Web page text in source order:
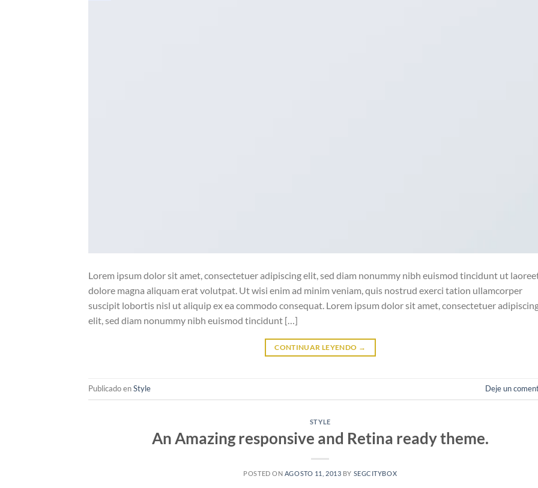
Lorem ipsum dolor sit amet, consectetuer adipiscing elit, sed diam nonummy nibh euismod tincidunt ut
dolore magna aliquam erat volutpat. Ut wisi enim ad minim veniam, quis nostrud exerci tation ullamcorper
suscipit lobortis nisl ut aliquip ex ea commodo consequat. Lorem ipsum dolor sit amet, consectetuer
elit, sed diam nonummy nibh euismod tincidunt […]
CONTINUAR LEYENDO →
Publicado enStyle Deje un
STYLE
An Amazing responsive and Retina ready theme.
POSTED ON AGOSTO 11, 2013 BY SEGCITYBOX